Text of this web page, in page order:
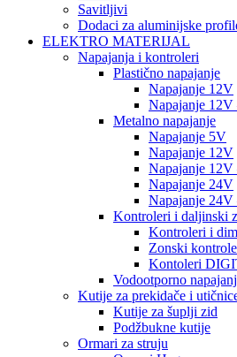
Savitljivi
Dodaci za aluminijske
ELEKTRO MATERIJAL
Napajanja i kontroleri
Plastično napajanje
Napajanje 12V
Napajanje 12V
Metalno napajanje
Napajanje 5V
Napajanje 12V
Napajanje 12V
Napajanje 24V
Napajanje 24V
Kontroleri i daljinski
Kontroleri i
Zonski
Kontoleri
Vodootporno
Kutije za prekidače i
Kutije za šuplji zid
Podžbukne kutije
Ormari za struju